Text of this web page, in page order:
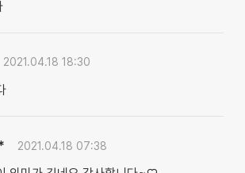
2021.04.18 18:30
2021.04.18 07:38